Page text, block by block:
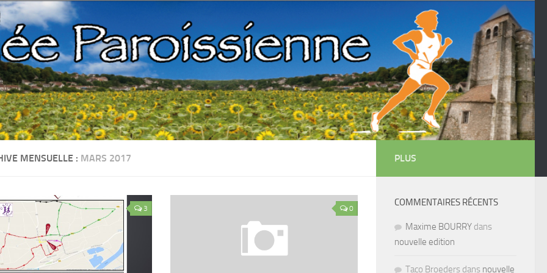
MENSUELLE : MARS 2017
3 0
PLUS
COMMENTAIRES RÉCENTS
Maxime BOURRY dans
nouvelle edition
Taco Broeders dans nouvelle